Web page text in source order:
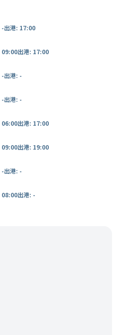
-出港: 17:00
09:00出港: 17:00
-出港: -
-出港: -
06:00出港: 17:00
09:00出港: 19:00
-出港: -
08:00出港: -